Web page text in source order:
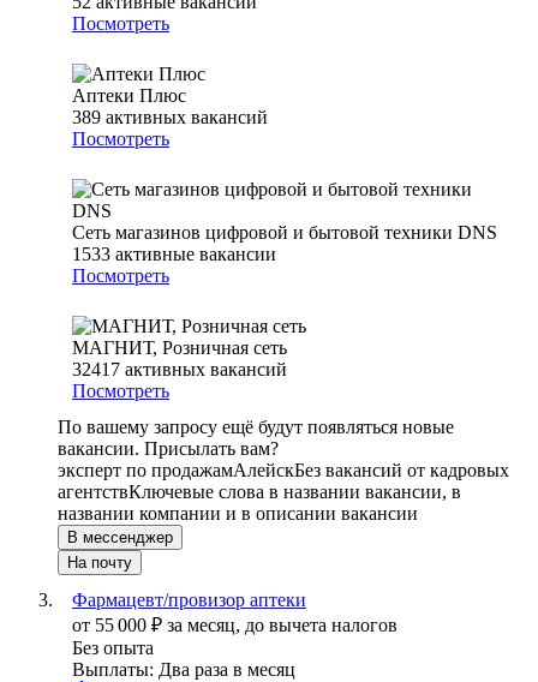
Посмотреть
Аптеки Плюс
389 активных вакансий
Посмотреть
Сеть магазинов цифровой и бытовой техники DNS
1533 активные вакансии
Посмотреть
МАГНИТ, Розничная сеть
32417 активных вакансий
Посмотреть
По вашему запросу ещё будут появляться новые
вакансии. Присылать вам?
эксперт по продажамАлейскБез вакансий от кадровых
агентствКлючевые слова в названии вакансии, в
названии компании и в описании вакансии
В мессенджер
На почту
Фармацевт/провизор аптеки
от 55 000 ₽ за месяц, до вычета налогов
Без опыта
Выплаты: Два раза в месяц